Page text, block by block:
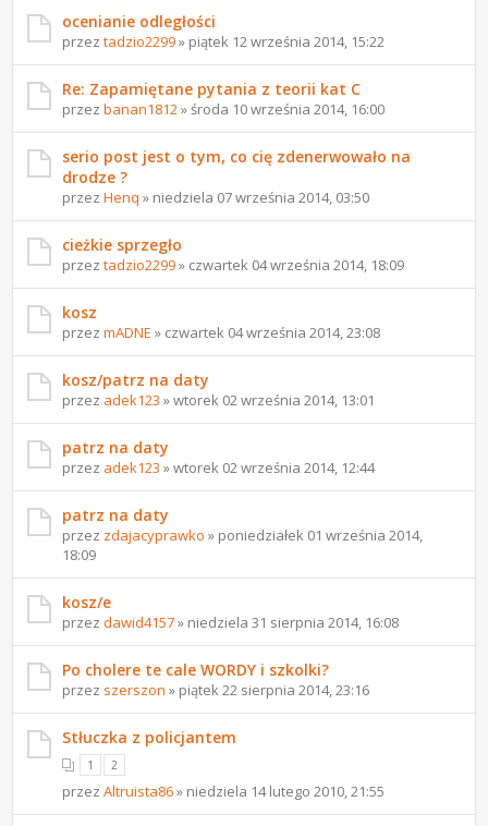
ocenianie odległości
przeztadzio2299» piątek 12 września 2014, 15:22
Re: Zapamiętane pytania z teorii kat C
przezbanan1812 » środa 10 września 2014, 16:00
serio post jest o tym, co cię zdenerwowało na
drodze ?
przezHenq » niedziela 07 września 2014, 03:50
cieżkie sprzegło
przeztadzio2299» czwartek 04 września 2014, 18:09
kosz
przezmADNE » czwartek 04 września 2014, 23:08
kosz/patrz na daty
przez adek123 » wtorek 02 września 2014, 13:01
patrz na daty
przez adek123 » wtorek 02 września 2014, 12:44
patrz na daty
przez zdajacyprawko » poniedziałek 01 września 2014,
18:09
kosz/e
przezdawid4157» niedziela 31 sierpnia 2014, 16:08
Po cholere te cale WORDY i szkolki?
przez szerszon » piątek 22 sierpnia 2014, 23:16
Stłuczka z policjantem
1 2
przezAltruista86» niedziela 14 lutego 2010, 21:55